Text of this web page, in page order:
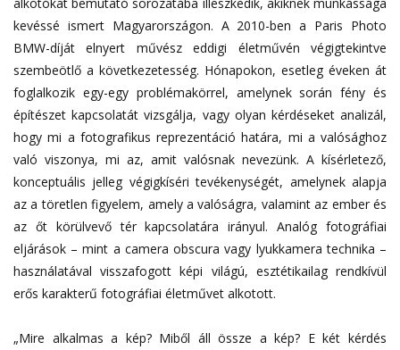
kevéssé ismert Magyarországon. A 2010-ben a Paris Photo
BMW-díját elnyert művész eddigi életművén végigtekintve
szembeötlő a következetesség. Hónapokon, esetleg éveken át
foglalkozik egy-egy problémakörrel, amelynek során fény és
építészet kapcsolatát vizsgálja, vagy olyan kérdéseket analizál,
hogy mi a fotografikus reprezentáció határa, mi a valósághoz
való viszonya, mi az, amit valósnak nevezünk. A kísérletező,
konceptuális jelleg végigkíséri tevékenységét, amelynek alapja
az a töretlen figyelem, amely a valóságra, valamint az ember és
az őt körülvevő tér kapcsolatára irányul. Analóg fotográfiai
eljárások – mint a camera obscura vagy lyukkamera technika –
használatával visszafogott képi világú, esztétikailag rendkívül
erős karakterű fotográfiai életművet alkotott.
„Mire alkalmas a kép? Miből áll össze a kép? E két kérdés